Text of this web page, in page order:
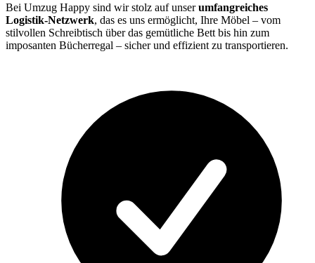
Bei Umzug Happy sind wir stolz auf unserumfangreiches
Logistik-Netzwerk, das es uns ermöglicht, Ihre Möbel – vom
stilvollen Schreibtisch über das gemütliche Bett bis hin zum
imposanten Bücherregal – sicher und effizient zu transportieren.